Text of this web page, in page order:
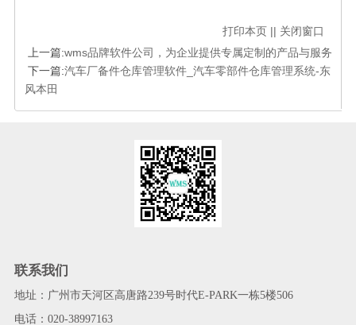
打印本页|| 关闭窗口
上一篇:wms品牌软件公司，为企业提供专属定制的产品与服务
下一篇:汽车厂备件仓库管理软件_汽车零部件仓库管理系统-东
风本田
联系我们
地址：广州市天河区高唐路239号时代E-PARK一栋5楼506
电话：020-38997163